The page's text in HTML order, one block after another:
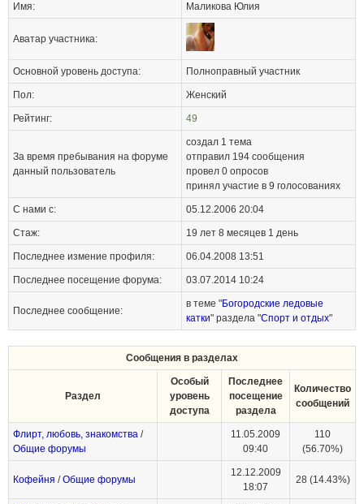
Имя: Маликова Юлия
Аватар участника:
Основной уровень доступа: Полноправный участник
Пол: Женский
Рейтинг: 49
За время пребывания на форуме
данный пользователь
создал 1 тема
отправил 194 сообщения
провел 0 опросов
принял участие в 9 голосованиях
С нами с: 05.12.2006 20:04
Стаж: 19 лет 8 месяцев 1 день
Последнее измение профиля: 06.04.2008 13:51
Последнее посещение форума: 03.07.2014 10:24
Последнее сообщение:
в теме "Богородские ледовые
катки" раздела "Спорт и отдых"
Сообщения в разделах
Раздел
Особый
уровень
доступа
Последнее
посещение
раздела
Количество
сообщений
Флирт, любовь, знакомства /
Общие форумы
11.05.2009
09:40
110
(56.70%)
Кофейня /Общие форумы
12.12.2009
18:07
28 (14.43%)